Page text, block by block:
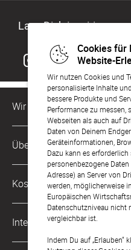
Cookies für
Website-
Wir nutzen Cookies und
personalisierte Inhalte
bessere Produkte und
Performance zu messen,
Webseiten als auch auf
Daten von Deinem
Geräteinformationen,
Dazu kann es erforderlich
personenbezogene
Adresse) an Server von
werden, möglicherweise
Europäischen
Datenschutzniveau nicht
vergleichbar ist.
Indem Du auf „Erlauben“
Lass Dich inspirieren
Wir sind für Dich da
Kundenservice-Hotline
0221 956 725 10
Mo. - Fr. von 9 bis 17 Uhr
Über Uns
Philosophie
Karriere
Impressum
AGB & Widerrufsrecht
Kostenlose Services
Musterkarten
Digitale Fotoalben
International